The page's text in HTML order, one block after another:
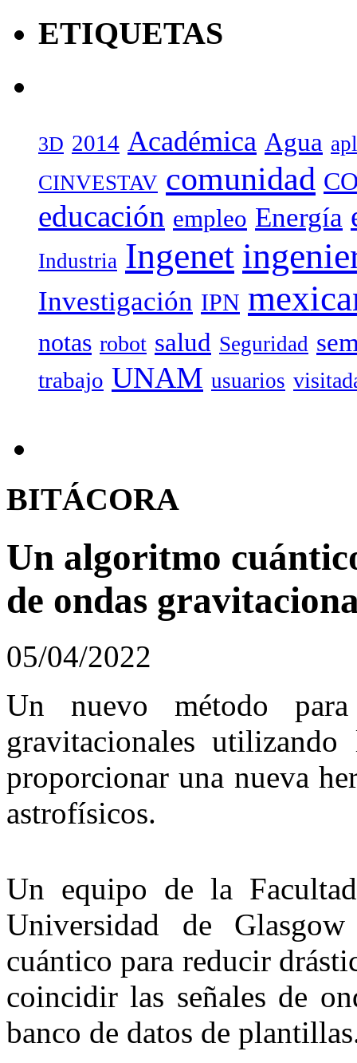
ETIQUETAS
3D 2014 Académica Agua
CINVESTAV comunidad
educación empleo Energía
Industria Ingenet
Investigación IPN
notas robot salud Seguridad
trabajo UNAM usuarios
BITÁCORA
Un algoritmo
de ondas
05/04/2022
Un nuevo método
gravitacionales
proporcionar una nueva
astrofísicos.
Un equipo de la
Universidad de
cuántico para reducir
coincidir las señales de
banco de datos de